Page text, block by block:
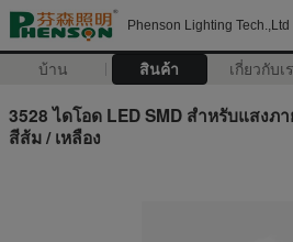
Phenson Lighting Tech.,Ltd
บ้าน สินค้า เกี่ยวกับเ
3528 ไดโอด LED SMD สำหรับแสงภ
สีส้ม / เหลือง